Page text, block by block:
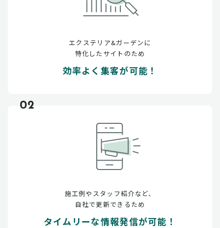
エクステリア&ガーデンに
特化したサイトのため
効率よく集客が可能！
02
施工例やスタッフ紹介など、
自社で更新できるため
タイムリーな情報発信が可能！